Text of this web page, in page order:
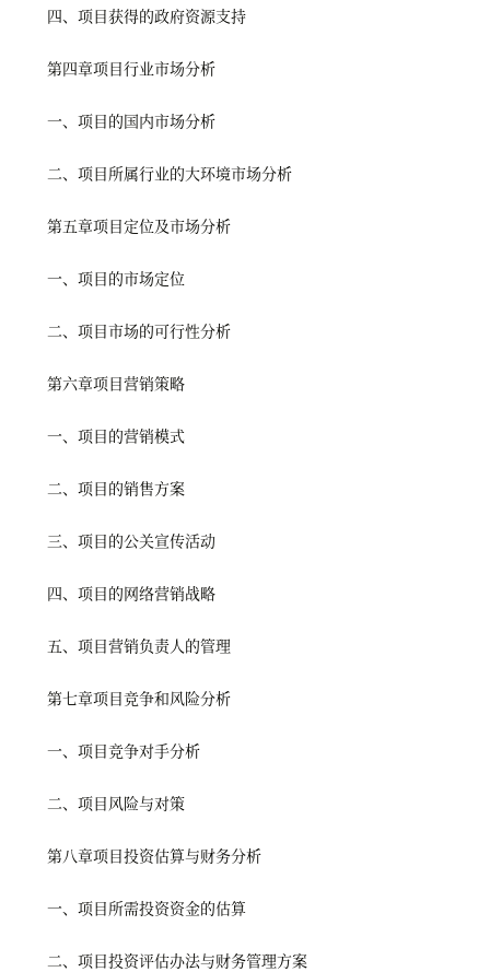
四、项目获得的政府资源支持
第四章项目行业市场分析
一、项目的国内市场分析
二、项目所属行业的大环境市场分析
第五章项目定位及市场分析
一、项目的市场定位
二、项目市场的可行性分析
第六章项目营销策略
一、项目的营销模式
二、项目的销售方案
三、项目的公关宣传活动
四、项目的网络营销战略
五、项目营销负责人的管理
第七章项目竞争和风险分析
一、项目竞争对手分析
二、项目风险与对策
第八章项目投资估算与财务分析
一、项目所需投资资金的估算
二、项目投资评估办法与财务管理方案